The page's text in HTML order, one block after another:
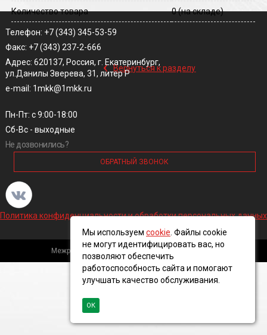
Количество товара 0(на складе)
‹ Вернуться к разделу
Телефон: +7 (343) 345-53-59
Факс: +7 (343) 237-2-666
Адрес: 620137, Россия, г. Екатеринбург,
ул.Данилы Зверева, 31, литер Р
e-mail: 1mkk@1mkk.ru
Пн-Пт: с 9:00-18:00
Сб-Вс - выходные
Не дозвонились?
ОБРАТНЫЙ ЗВОНОК
Политика конфиденциальности и обработки персональных данных
Межрегиональная кабельная компания, 2016 ©
Мы используем cookie . Файлы cookie
не могут идентифицировать вас, но
позволяют обеспечить
работоспособность сайта и помогают
улучшать качество обслуживания.
ОК